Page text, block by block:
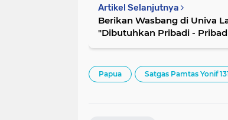
Artikel Selanjutnya
Berikan Wasbang di Univa
"Dibutuhkan Pribadi -
Papua Satgas Pamtas Yonif